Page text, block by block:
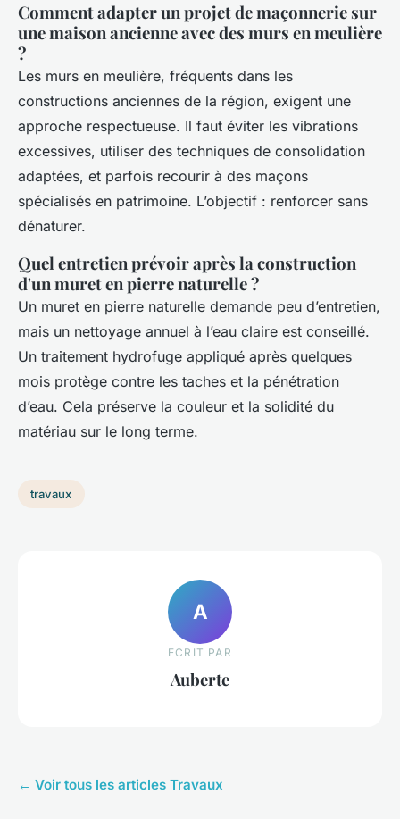
Comment adapter un projet de maçonnerie sur
une maison ancienne avec des murs en meulière
?
Les murs en meulière, fréquents dans les
constructions anciennes de la région, exigent une
approche respectueuse. Il faut éviter les vibrations
excessives, utiliser des techniques de consolidation
adaptées, et parfois recourir à des maçons
spécialisés en patrimoine. L’objectif : renforcer sans
dénaturer.
Quel entretien prévoir après la construction
d'un muret en pierre naturelle ?
Un muret en pierre naturelle demande peu d’entretien,
mais un nettoyage annuel à l’eau claire est conseillé.
Un traitement hydrofuge appliqué après quelques
mois protège contre les taches et la pénétration
d’eau. Cela préserve la couleur et la solidité du
matériau sur le long terme.
travaux
A
ECRIT PAR
Auberte
← Voir tous les articles Travaux